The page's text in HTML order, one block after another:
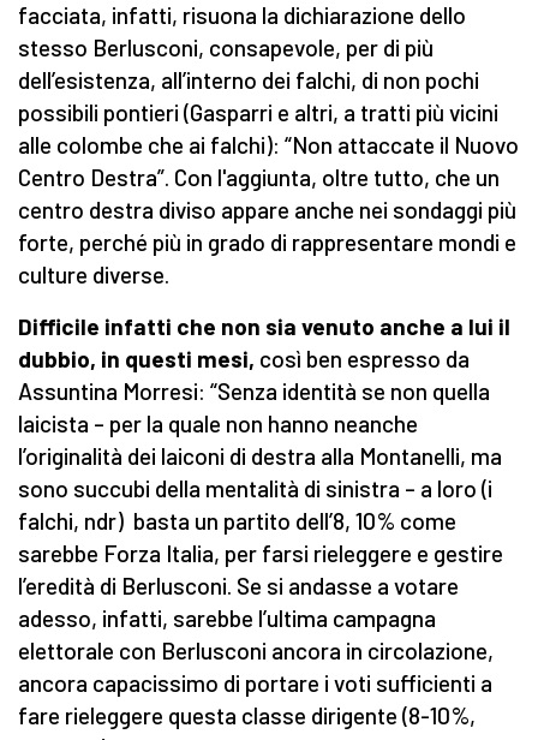
facciata, infatti, risuona la dichiarazione dello
stesso Berlusconi, consapevole, per di più
dell’esistenza, all’interno dei falchi, di non pochi
possibili pontieri (Gasparri e altri, a tratti più vicini
alle colombe che ai falchi): “Non attaccate il Nuovo
Centro Destra”. Con l'aggiunta, oltre tutto, che un
centro destra diviso appare anche nei sondaggi più
forte, perché più in grado di rappresentare mondi e
culture diverse.
Difficile infatti che non sia venuto anche a lui il
dubbio, in questi mesi, così ben espresso da
Assuntina Morresi: “Senza identità se non quella
laicista – per la quale non hanno neanche
l’originalità dei laiconi di destra alla Montanelli, ma
sono succubi della mentalità di sinistra – a loro (i
falchi, ndr) basta un partito dell’8, 10% come
sarebbe Forza Italia, per farsi rieleggere e gestire
l’eredità di Berlusconi. Se si andasse a votare
adesso, infatti, sarebbe l’ultima campagna
elettorale con Berlusconi ancora in circolazione,
ancora capacissimo di portare i voti sufficienti a
fare rieleggere questa classe dirigente (8-10%,